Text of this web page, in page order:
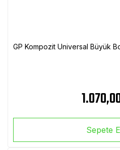
GP Kompozit Universal Büyük
Sepete